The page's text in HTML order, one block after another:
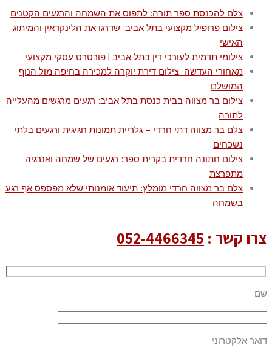
צלם להכנסת ספר תורה: לתפוס את השמחה והרגעים הקטנים
צילום פרופיל מקצועי בתל אביב: שדרגו את הלינקדאין והמיתוג
האישי
צילומי תדמית לעורכי דין בתל אביב | פורטרט עסקי מקצועי
מאחורי העדשה: צילום דירת יוקרה למכירה בחיפה מול הנוף
המושלם
צילום בר מצווה בבית כנסת בתל אביב: רגעים מרגשים מהעלייה
לתורה
צלם בר מצווה דתי חרדי – גלריית תמונות חגיגית ורגעים בלתי
נשכחים
צילום חתונה חרדית בקרית ספר: רגעים של שמחה ואנרגיה
מתפרצת
צלם בר מצווה חרדי מומלץ: תיעוד אומנותי שלא מפספס אף רגע
בשמחה
צרו קשר : 052-4466345
שם
דואר אלקטרוני